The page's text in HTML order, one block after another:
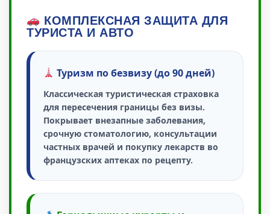
КОМПЛЕКСНАЯ ЗАЩИТА ДЛЯ
ТУРИСТА И АВТО
Туризм по безвизу (до 90 дней)
Классическая туристическая страховка
для пересечения границы без визы.
Покрывает внезапные заболевания,
срочную стоматологию, консультации
частных врачей и покупку лекарств во
французских аптеках по рецепту.